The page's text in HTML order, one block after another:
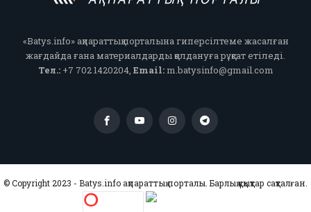
«Batys.info» ақпараттық порталына гиперсілтеме жасалған
жағдайда ғана материалдарды қолдануға рұқсат етіледі.
Тел.:+7 702 1420204, Email:m.batysinfo@gmail.com
© Copyright 2023 - Batys.info ақпараттық порталы. Барлық құқықтар сақталған.